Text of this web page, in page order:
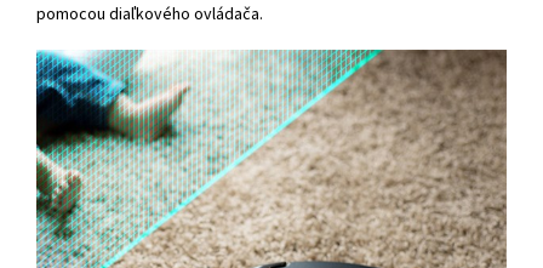
pomocou diaľkového ovládača.